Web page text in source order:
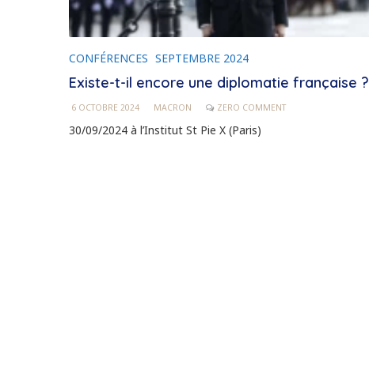
CONFÉRENCES SEPTEMBRE 2024
Existe-t-il encore une diplomatie française ?
6 OCTOBRE 2024 MACRON ZERO COMMENT
30/09/2024 à l’Institut St Pie X (Paris)